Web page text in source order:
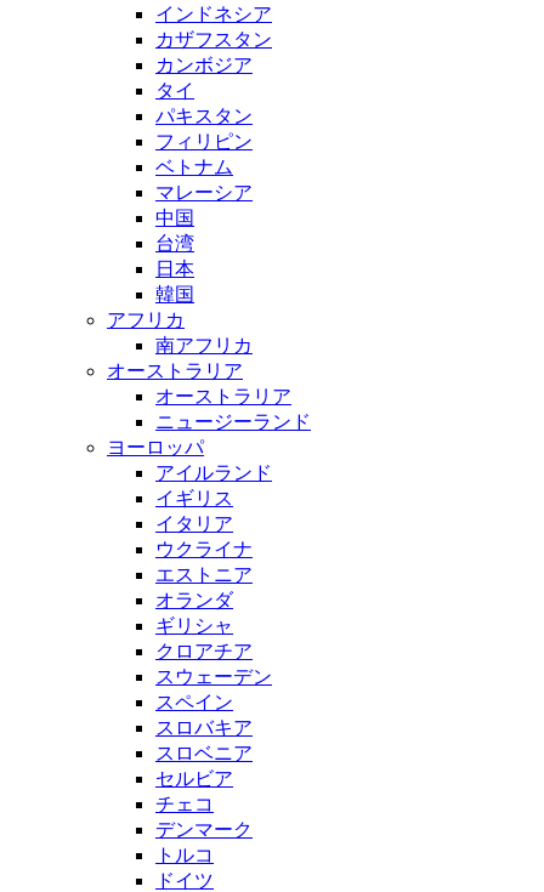
インドネシア
カザフスタン
カンボジア
タイ
パキスタン
フィリピン
ベトナム
マレーシア
中国
台湾
日本
韓国
アフリカ
南アフリカ
オーストラリア
オーストラリア
ニュージーランド
ヨーロッパ
アイルランド
イギリス
イタリア
ウクライナ
エストニア
オランダ
ギリシャ
クロアチア
スウェーデン
スペイン
スロバキア
スロベニア
セルビア
チェコ
デンマーク
トルコ
ドイツ